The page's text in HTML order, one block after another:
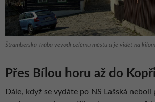
Štramberská Trúba vévodí celému městu a je vidět na
Přes Bílou horu až do
Dále, když se vydáte po NS Lašská